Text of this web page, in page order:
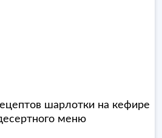
шарлотки на кефире
меню